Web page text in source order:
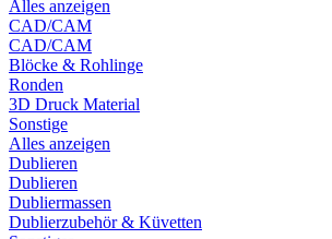
Alles anzeigen
CAD/CAM
CAD/CAM
Blöcke & Rohlinge
Ronden
3D Druck Material
Sonstige
Alles anzeigen
Dublieren
Dublieren
Dubliermassen
Dublierzubehör & Küvetten